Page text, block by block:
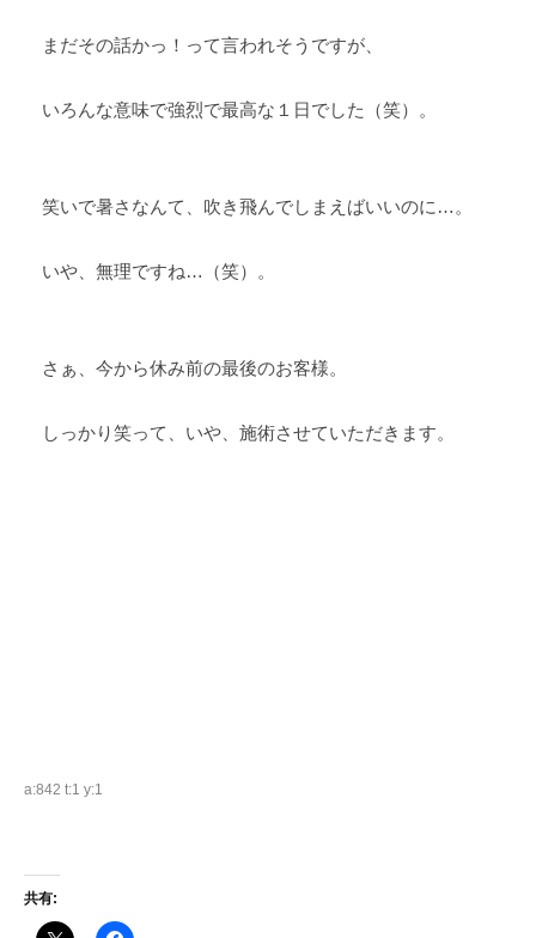
まだその話かっ！って言われそうですが、
いろんな意味で強烈で最高な１日でした（笑）。
笑いで暑さなんて、吹き飛んでしまえばいいのに…。
いや、無理ですね…（笑）。
さぁ、今から休み前の最後のお客様。
しっかり笑って、いや、施術させていただきます。
a:842 t:1 y:1
共有: